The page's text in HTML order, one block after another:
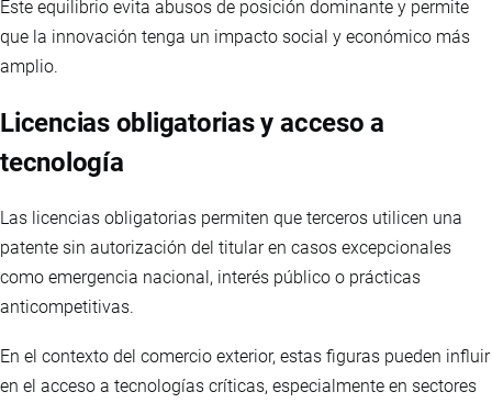
Este equilibrio evita abusos de posición dominante y permite
que la innovación tenga un impacto social y económico más
amplio.
Licencias obligatorias y acceso a
tecnología
Las licencias obligatorias permiten que terceros utilicen una
patente sin autorización del titular en casos excepcionales
como emergencia nacional, interés público o prácticas
anticompetitivas.
En el contexto del comercio exterior, estas figuras pueden influir
en el acceso a tecnologías críticas, especialmente en sectores